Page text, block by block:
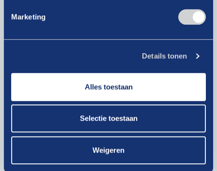
Marketing
Details tonen
Alles toestaan
Selectie toestaan
Weigeren
Thema’s
Nieuws
Contact
Contact details
085 00 71 361
info@drivenederland.nl